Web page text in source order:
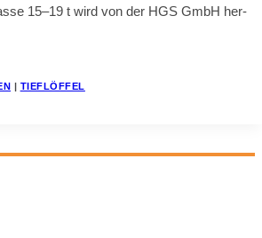
15–19 t wird von der HGS GmbH her­
| TIEF­LÖF­FEL